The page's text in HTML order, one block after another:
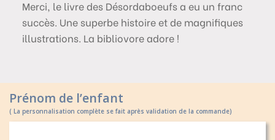
Merci, le livre des Désordaboeufs a eu un franc
succès. Une superbe histoire et de magnifiques
illustrations. La bibliovore adore !
Prénom de l’enfant
( La personnalisation complète se fait après validation de la commande)